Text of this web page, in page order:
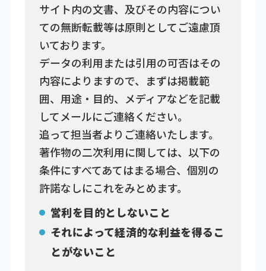
サイト内の文書、及びその内容につい
ての無断転載等は原則としてご遠慮頂
いております。
データの利用または引用の可否はその
内容によりますので、まずは掲載範
囲、用途・目的、メディアなどを記載
してメールにご連絡ください。
追って担当者よりご連絡いたします。
著作物の二次利用に関しては、以下の
条件にすべてあてはまる場合、個別の
許諾なしにこれをみとめます。
営利を目的としないこと
それによって経済的な利益を得るこ
とがないこと